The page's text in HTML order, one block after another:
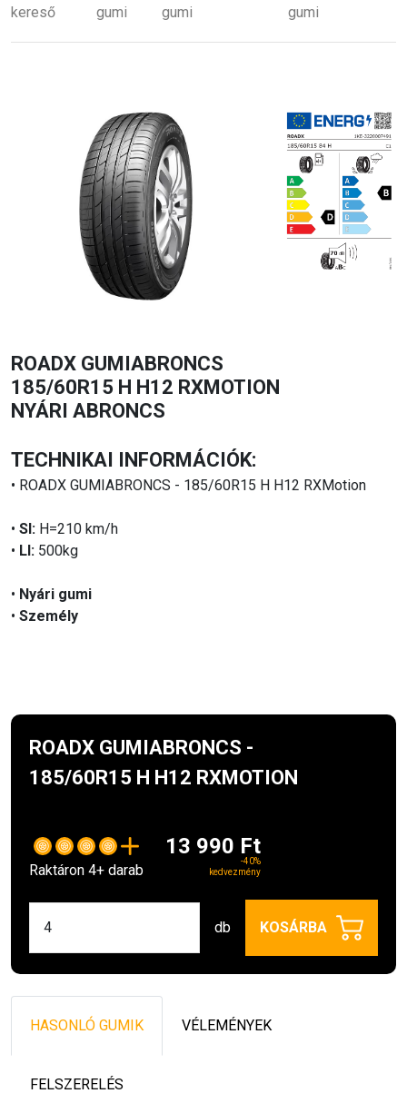
kereső
gumi
gumi
gumi
ROADX GUMIABRONCS
185/60R15 H H12 RXMOTION
NYÁRI ABRONCS
TECHNIKAI INFORMÁCIÓK:
• ROADX GUMIABRONCS - 185/60R15 H H12 RXMotion
• SI: H=210 km/h
• LI: 500kg
• Nyári gumi
• Személy
ROADX GUMIABRONCS -
185/60R15 H H12 RXMOTION
Raktáron 4+ darab
13 990 Ft
-40%
kedvezmény
db KOSÁRBA
HASONLÓ GUMIK VÉLEMÉNYEK
FELSZERELÉS